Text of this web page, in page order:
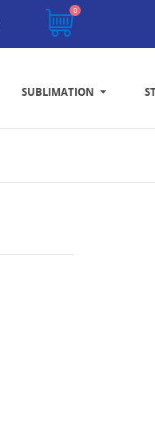
0
SUBLIMATION